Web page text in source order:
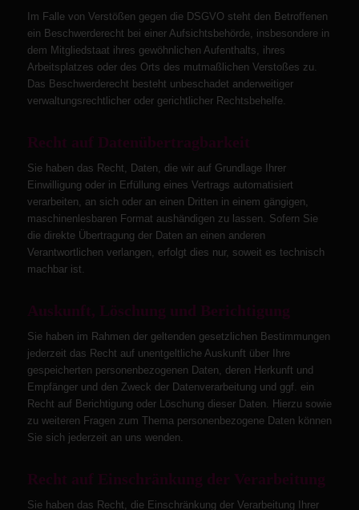
Im Falle von Verstößen gegen die DSGVO steht den Betroffenen
ein Beschwerderecht bei einer Aufsichtsbehörde, insbesondere in
dem Mitgliedstaat ihres gewöhnlichen Aufenthalts, ihres
Arbeitsplatzes oder des Orts des mutmaßlichen Verstoßes zu.
Das Beschwerderecht besteht unbeschadet anderweitiger
verwaltungsrechtlicher oder gerichtlicher Rechtsbehelfe.
Recht auf Daten­übertrag­barkeit
Sie haben das Recht, Daten, die wir auf Grundlage Ihrer
Einwilligung oder in Erfüllung eines Vertrags automatisiert
verarbeiten, an sich oder an einen Dritten in einem gängigen,
maschinenlesbaren Format aushändigen zu lassen. Sofern Sie
die direkte Übertragung der Daten an einen anderen
Verantwortlichen verlangen, erfolgt dies nur, soweit es technisch
machbar ist.
Auskunft, Löschung und Berichtigung
Sie haben im Rahmen der geltenden gesetzlichen Bestimmungen
jederzeit das Recht auf unentgeltliche Auskunft über Ihre
gespeicherten personenbezogenen Daten, deren Herkunft und
Empfänger und den Zweck der Datenverarbeitung und ggf. ein
Recht auf Berichtigung oder Löschung dieser Daten. Hierzu sowie
zu weiteren Fragen zum Thema personenbezogene Daten können
Sie sich jederzeit an uns wenden.
Recht auf Einschränkung der Verarbeitung
Sie haben das Recht, die Einschränkung der Verarbeitung Ihrer